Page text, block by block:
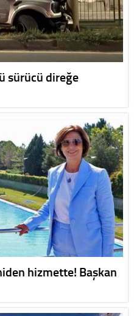
sürücü direğe
hizmette! Başkan